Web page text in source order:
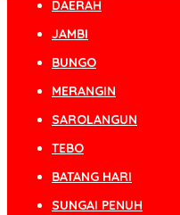
DAERAH
JAMBI
BUNGO
MERANGIN
SAROLANGUN
TEBO
BATANG HARI
SUNGAI PENUH